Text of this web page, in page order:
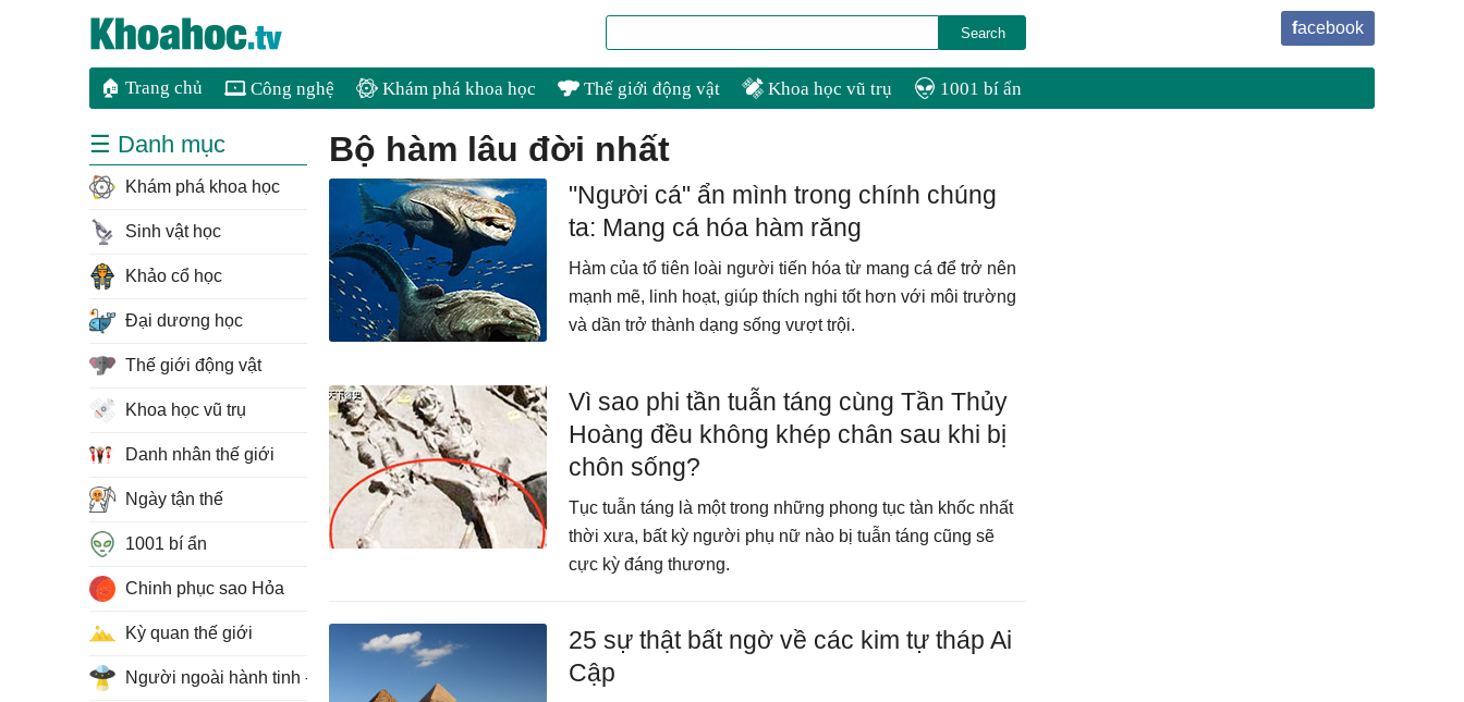
facebook
🏠 Trang chủ Công nghệ Khám phá khoa học Thế giới động vật Khoa học vũ trụ 1001 bí ẩn
bộ hàm lâu đời nhất
"Người cá" ẩn mình trong chính chúng
ta: Mang cá hóa hàm răng
Hàm của tổ tiên loài người tiến hóa từ mang cá để trở nên
mạnh mẽ, linh hoạt, giúp thích nghi tốt hơn với môi trường
và dần trở thành dạng sống vượt trội.
Vì sao phi tần tuẫn táng cùng Tần Thủy
Hoàng đều không khép chân sau khi bị
chôn sống?
Tục tuẫn táng là một trong những phong tục tàn khốc nhất
thời xưa, bất kỳ người phụ nữ nào bị tuẫn táng cũng sẽ
cực kỳ đáng thương.
25 sự thật bất ngờ về các kim tự tháp Ai
Cập
☰ Danh mục
Khám phá khoa học
Sinh vật học
Khảo cổ học
Đại dương học
Thế giới động vật
Khoa học vũ trụ
Danh nhân thế giới
Ngày tận thế
1001 bí ẩn
Chinh phục sao Hỏa
Kỳ quan thế giới
Người ngoài hành tinh - UFO